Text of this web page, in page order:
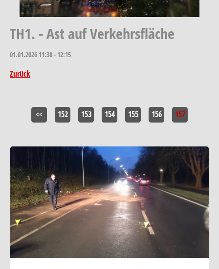
TH1. - Ast auf Verkehrsfläche
01.01.2026 11:38 - 12:15
Zurück
<< 152 153 154 155 156 157